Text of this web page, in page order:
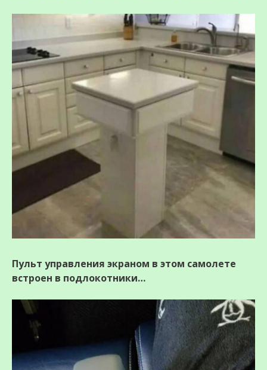
Пульт управления экраном в этом самолете
встроен в подлокотники…